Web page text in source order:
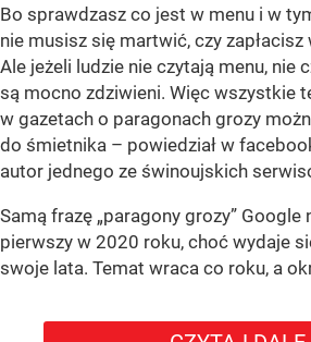
Bo sprawdzasz co jest w menu i w
nie musisz się martwić, czy zapłacisz
Ale jeżeli ludzie nie czytają menu, nie
są mocno zdziwieni. Więc wszystkie
w gazetach o paragonach grozy
do śmietnika – powiedział w
autor jednego ze świnoujskich
Samą frazę „paragony grozy” Google
pierwszy w 2020 roku, choć wydaje
swoje lata. Temat wraca co roku, a